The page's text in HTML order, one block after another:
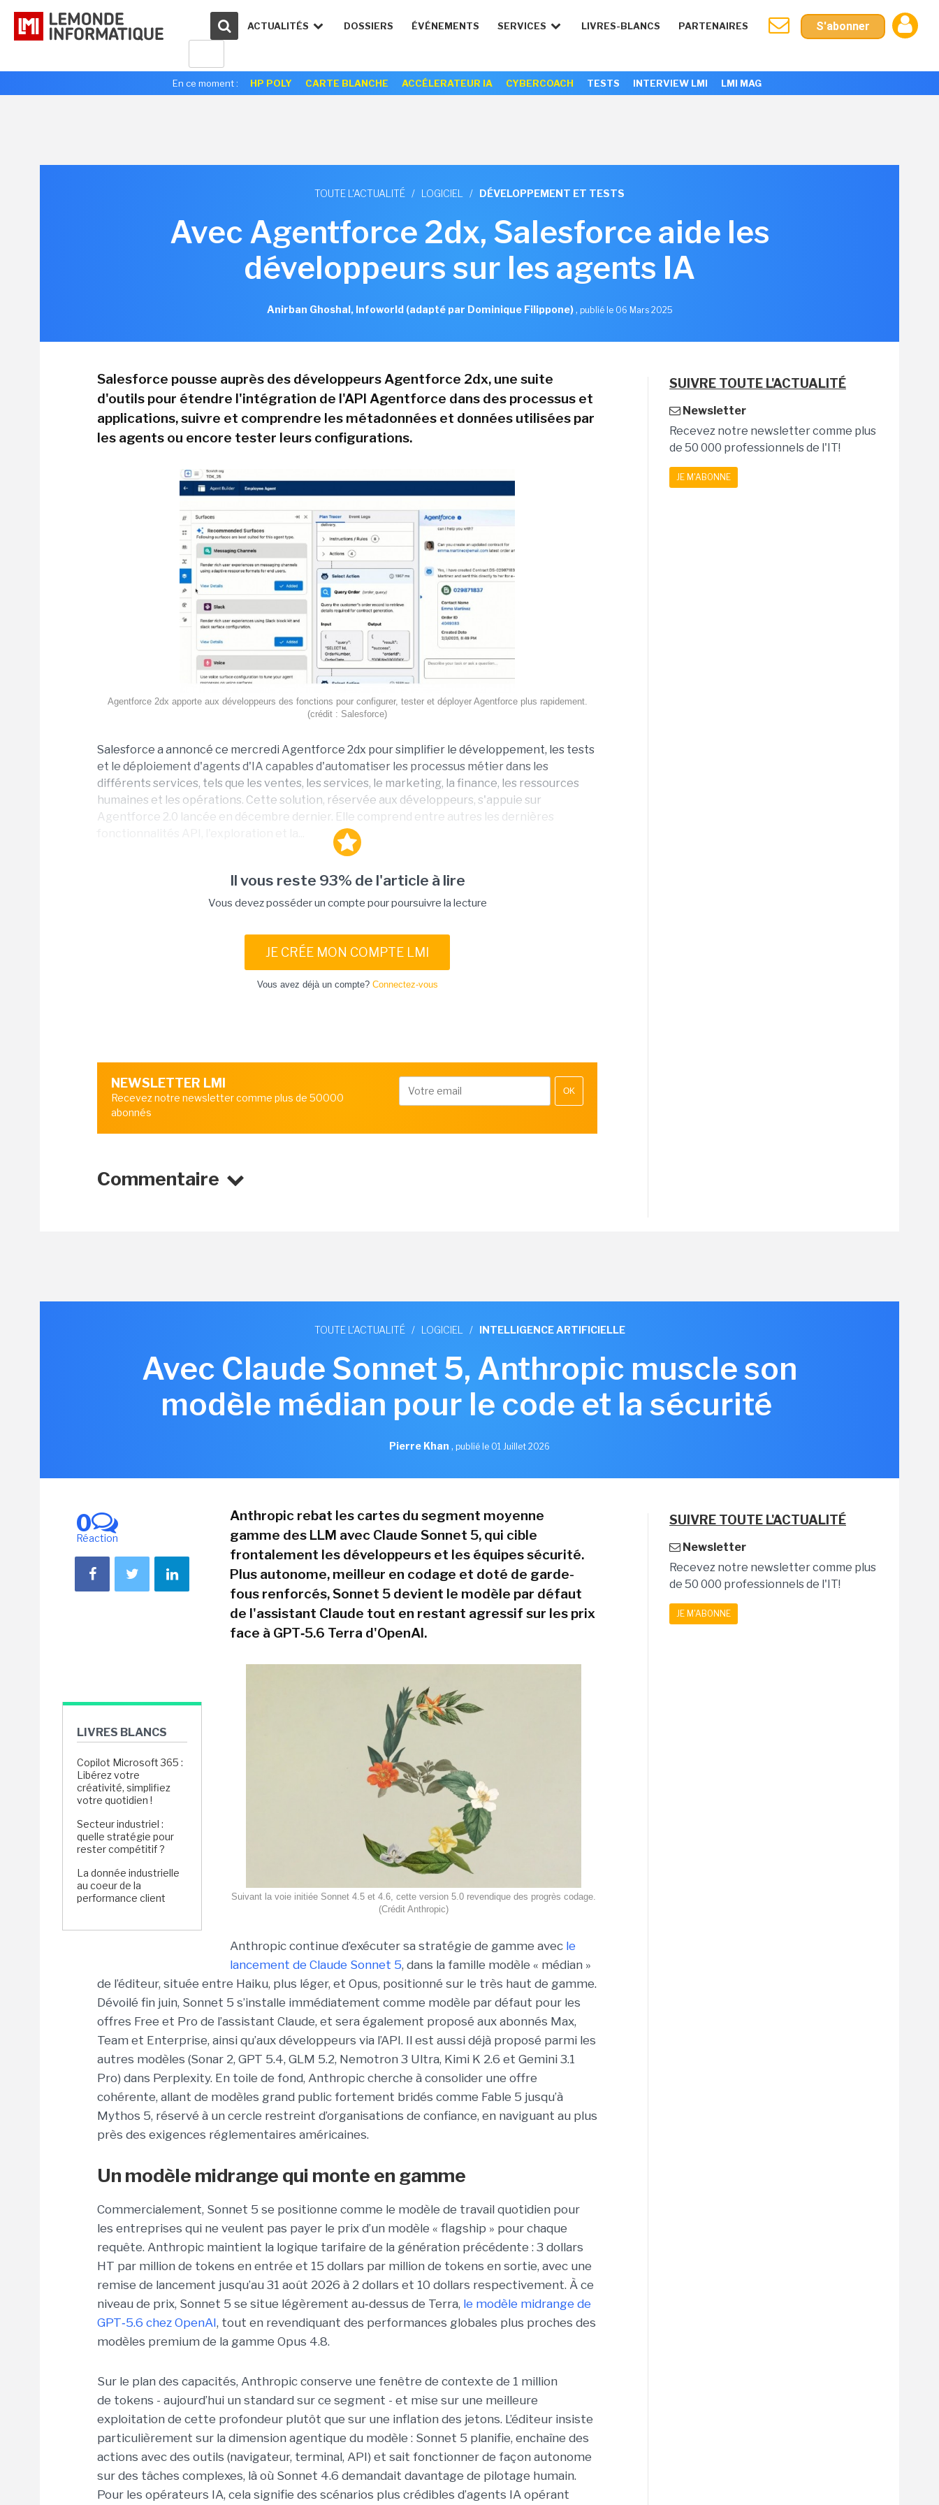
ACTUALITÉS DOSSIERS ÉVÉNEMENTS SERVICES LIVRES-BLANCS PARTENAIRES S'abonner
En ce moment : HP POLY CARTE BLANCHE ACCÉLERATEUR IA CYBERCOACH TESTS INTERVIEW LMI LMI MAG
TOUTE L'ACTUALITÉ / LOGICIEL / DÉVELOPPEMENT ET TESTS
Avec Agentforce 2dx, Salesforce aide les
développeurs sur les agents IA
Anirban Ghoshal, Infoworld (adapté par Dominique Filippone), publié le 06 Mars 2025
Salesforce pousse auprès des développeurs Agentforce 2dx, une suite
d'outils pour étendre l'intégration de l'API Agentforce dans des processus et
applications, suivre et comprendre les métadonnées et données utilisées par
les agents ou encore tester leurs configurations.
Agentforce 2dx apporte aux développeurs des fonctions pour configurer, tester et déployer Agentforce plus rapidement.
(crédit : Salesforce)
Salesforce a annoncé ce mercredi Agentforce 2dx pour simplifier le développement, les tests
et le déploiement d'agents d'IA capables d'automatiser les processus métier dans les
différents services, tels que les ventes, les services, le marketing, la finance, les ressources
humaines et les opérations. Cette solution, réservée aux développeurs, s'appuie sur
Agentforce 2.0 lancée en décembre dernier. Elle comprend entre autres les dernières
Il vous reste 93% de l'article à lire
Vous devez posséder un compte pour poursuivre la lecture
JE CRÉE MON COMPTE LMI
Vous avez déjà un compte? Connectez-vous
NEWSLETTER LMI
Recevez notre newsletter comme plus de 50000
abonnés
OK
Commentaire
SUIVRE TOUTE L'ACTUALITÉ
Newsletter
Recevez notre newsletter comme plus
de 50 000 professionnels de l'IT!
JE M'ABONNE
TOUTE L'ACTUALITÉ / LOGICIEL / INTELLIGENCE ARTIFICIELLE
Avec Claude Sonnet 5, Anthropic muscle son
modèle médian pour le code et la sécurité
Pierre Khan , publié le 01 Juillet 2026
0
Réaction
LIVRES BLANCS
Copilot Microsoft 365 :
Libérez votre
créativité, simplifiez
votre quotidien !
Secteur industriel :
quelle stratégie pour
rester compétitif ?
La donnée industrielle
au coeur de la
performance client
Anthropic rebat les cartes du segment moyenne
gamme des LLM avec Claude Sonnet 5, qui cible
frontalement les développeurs et les équipes sécurité.
Plus autonome, meilleur en codage et doté de garde-
fous renforcés, Sonnet 5 devient le modèle par défaut
de l'assistant Claude tout en restant agressif sur les prix
face à GPT‑5.6 Terra d'OpenAI.
Suivant la voie initiée Sonnet 4.5 et 4.6, cette version 5.0 revendique des progrès codage.
(Crédit Anthropic)
Anthropic continue d’exécuter sa stratégie de gamme avec le
lancement de Claude Sonnet 5, dans la famille modèle « médian »
de l’éditeur, située entre Haiku, plus léger, et Opus, positionné sur le très haut de gamme.
Dévoilé fin juin, Sonnet 5 s’installe immédiatement comme modèle par défaut pour les
offres Free et Pro de l’assistant Claude, et sera également proposé aux abonnés Max,
Team et Enterprise, ainsi qu’aux développeurs via l’API. Il est aussi déjà proposé parmi les
autres modèles (Sonar 2, GPT 5.4, GLM 5.2, Nemotron 3 Ultra, Kimi K 2.6 et Gemini 3.1
Pro) dans Perplexity. En toile de fond, Anthropic cherche à consolider une offre
cohérente, allant de modèles grand public fortement bridés comme Fable 5 jusqu’à
Mythos 5, réservé à un cercle restreint d’organisations de confiance, en naviguant au plus
près des exigences réglementaires américaines.
Un modèle midrange qui monte en gamme
Commercialement, Sonnet 5 se positionne comme le modèle de travail quotidien pour
les entreprises qui ne veulent pas payer le prix d’un modèle « flagship » pour chaque
requête. Anthropic maintient la logique tarifaire de la génération précédente : 3 dollars
HT par million de tokens en entrée et 15 dollars par million de tokens en sortie, avec une
remise de lancement jusqu’au 31 août 2026 à 2 dollars et 10 dollars respectivement. À ce
niveau de prix, Sonnet 5 se situe légèrement au‑dessus de Terra, le modèle midrange de
GPT‑5.6 chez OpenAI, tout en revendiquant des performances globales plus proches des
modèles premium de la gamme Opus 4.8.
Sur le plan des capacités, Anthropic conserve une fenêtre de contexte de 1 million
de tokens - aujourd’hui un standard sur ce segment - et mise sur une meilleure
exploitation de cette profondeur plutôt que sur une inflation des jetons. L’éditeur insiste
particulièrement sur la dimension agentique du modèle : Sonnet 5 planifie, enchaîne des
actions avec des outils (navigateur, terminal, API) et sait fonctionner de façon autonome
sur des tâches complexes, là où Sonnet 4.6 demandait davantage de pilotage humain.
Pour les opérateurs IA, cela signifie des scénarios plus crédibles d’agents IA opérant
SUIVRE TOUTE L'ACTUALITÉ
Newsletter
Recevez notre newsletter comme plus
de 50 000 professionnels de l'IT!
JE M'ABONNE